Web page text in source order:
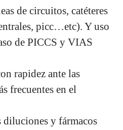
de circuitos, catéteres
picc…etc). Y uso
de PICCS y VIAS
rapidez ante las
frecuentes en el
diluciones y fármacos